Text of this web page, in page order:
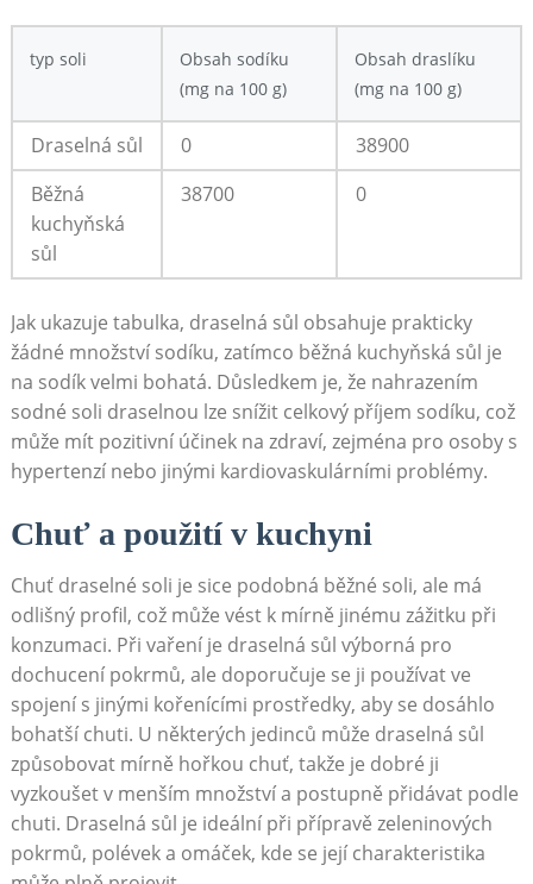
typ soli
Obsah sodíku
(mg na 100 g)
Obsah draslíku
(mg na 100 g)
Draselná sůl 0
38900
Běžná
kuchyňská
sůl
38700 0
Jak ukazuje tabulka, draselná sůl obsahuje prakticky
žádné množství sodíku, zatímco běžná kuchyňská sůl je
na sodík velmi bohatá. Důsledkem je, že nahrazením
sodné soli draselnou lze snížit celkový příjem sodíku, což
může mít pozitivní účinek na zdraví, zejména pro osoby s
hypertenzí nebo jinými kardiovaskulárními problémy.
Chuť a použití v kuchyni
Chuť draselné soli je sice podobná běžné soli, ale má
odlišný profil, což může vést k mírně jinému zážitku při
konzumaci. Při vaření je draselná sůl výborná pro
dochucení pokrmů, ale doporučuje se ji používat ve
spojení s jinými kořenícími prostředky, aby se dosáhlo
bohatší chuti. U některých jedinců může draselná sůl
způsobovat mírně hořkou chuť, takže je dobré ji
vyzkoušet v menším množství a postupně přidávat podle
chuti. Draselná sůl je ideální při přípravě zeleninových
pokrmů, polévek a omáček, kde se její charakteristika